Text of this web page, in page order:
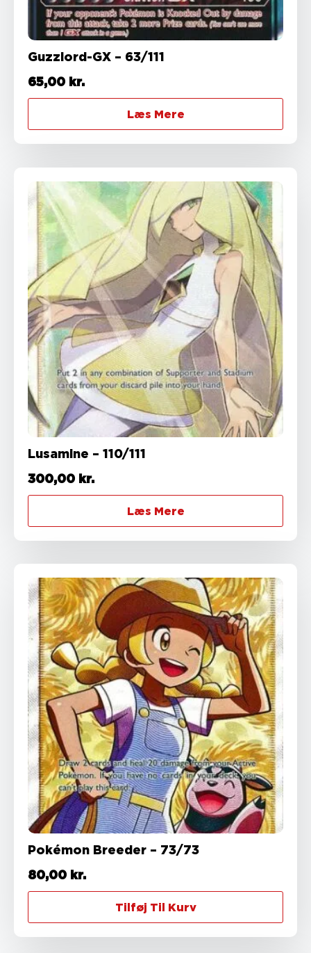
Guzzlord-GX – 63/111
65,00 kr.
Læs Mere
Lusamine – 110/111
300,00 kr.
Læs Mere
Pokémon Breeder – 73/73
80,00 kr.
Tilføj Til Kurv